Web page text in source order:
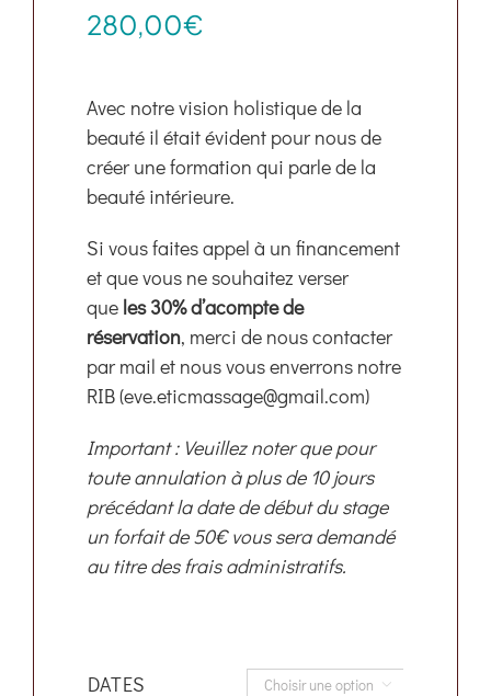
Boutique280,00€
Avec notre vision holistique de la
beauté il était évident pour nous de
créer une formation qui parle de la
beauté intérieure.
Si vous faites appel à un financement
et que vous ne souhaitez verser
que les 30% d’acompte de
réservation, merci de nous contacter
par mail et nous vous enverrons notre
RIB (eve.eticmassage@gmail.com)
Important : Veuillez noter que pour
toute annulation à plus de 10 jours
précédant la date de début du stage
un forfait de 50€ vous sera demandé
au titre des frais administratifs.
DATES 